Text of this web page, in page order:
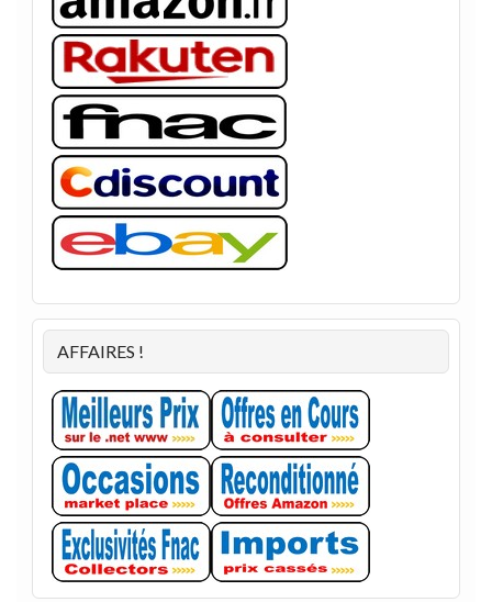
AFFAIRES !